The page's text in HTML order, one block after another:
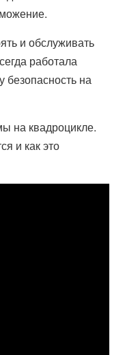
и обслуживать
работала
безопасность на
на квадроцикле.
и как это